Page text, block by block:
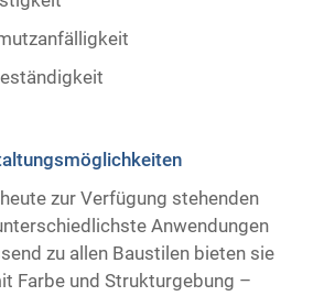
zur Verfügung stehenden
Anwendungen
zu allen Baustilen bieten sie
Farbe und Strukturgebung –